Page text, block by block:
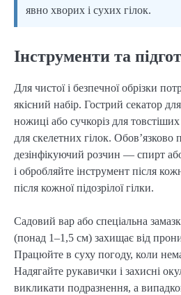
явно хворих і сухих гілок.
Інструменти та
Для чистої і безпечної обрізки
якісний набір. Гострий секатор
ножиці або сучкоріз для
для скелетних гілок. Обов’язково
дезінфікуючий розчин — спирт
і обробляйте інструмент після
після кожної підозрілої гілки.
Садовий вар або спеціальна
(понад 1–1,5 см) захищає від
Працюйте в суху погоду, коли
Надягайте рукавички і захисні
викликати подразнення, а